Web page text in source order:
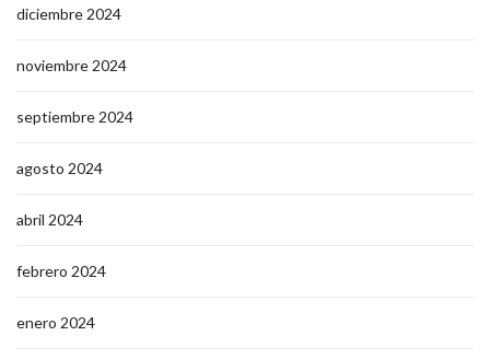
diciembre 2024
noviembre 2024
septiembre 2024
agosto 2024
abril 2024
febrero 2024
enero 2024